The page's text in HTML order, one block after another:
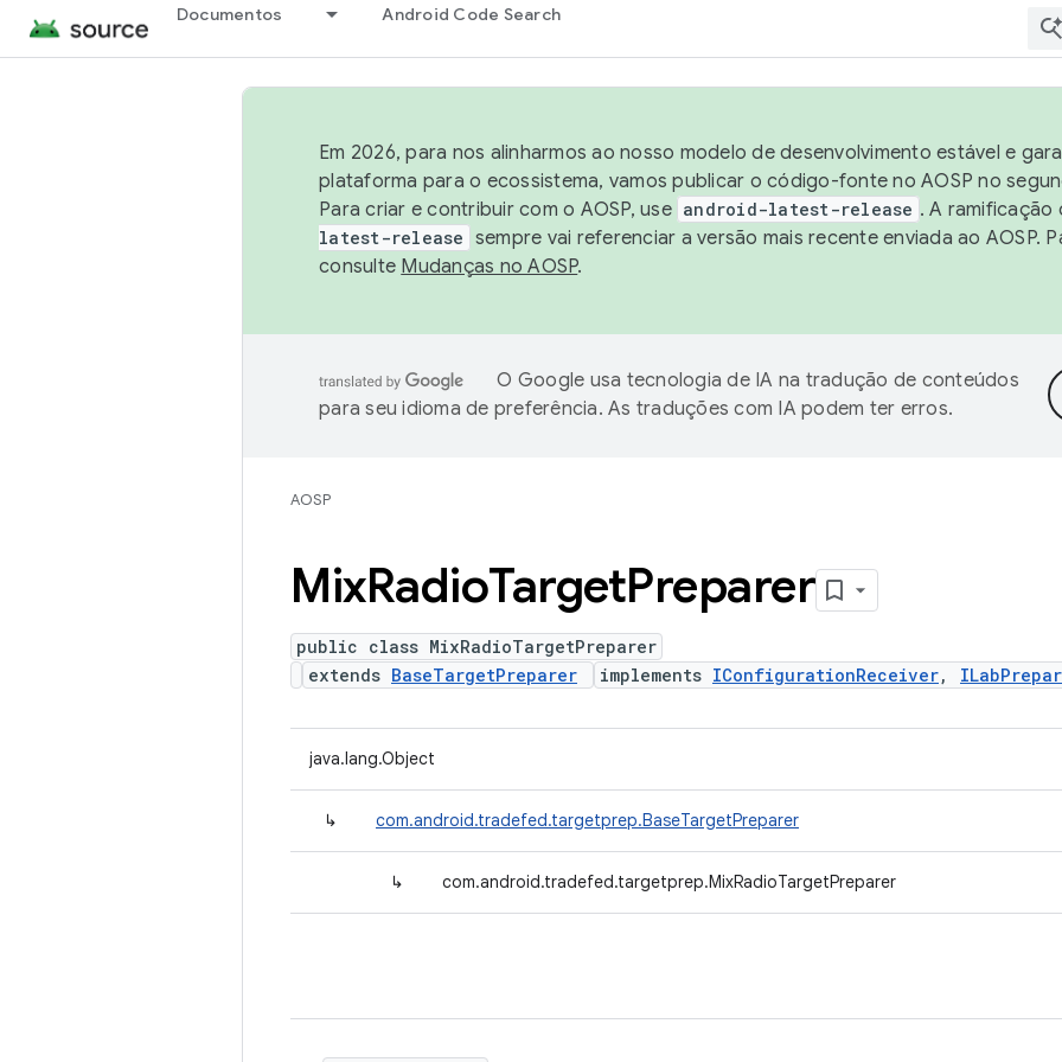
Documentos Android Code Search
Em 2026, para nos alinharmos ao nosso modelo de desenvolvimento estável e
plataforma para o ecossistema, vamos publicar o código-fonte no AOSP no
Para criar e contribuir com o AOSP, use android-latest-release . A
latest-release sempre vai referenciar a versão mais recente enviada ao AOSP.
consulte Mudanças no AOSP.
O Google usa tecnologia de IA na tradução de conteúdos
para seu idioma de preferência. As traduções com IA podem ter erros.
AOSP
MixRadioTargetPreparer
public class MixRadioTargetPreparer
extends BaseTargetPreparer implements IConfigurationReceiver,
java.lang.Object
↳ com.android.tradefed.targetprep.BaseTargetPreparer
↳ com.android.tradefed.targetprep.MixRadioTargetPreparer